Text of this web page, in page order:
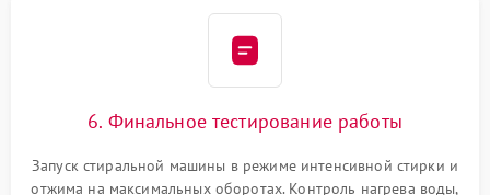
6. Финальное тестирование работы
Запуск стиральной машины в режиме интенсивной стирки и
отжима на максимальных оборотах. Контроль нагрева воды,